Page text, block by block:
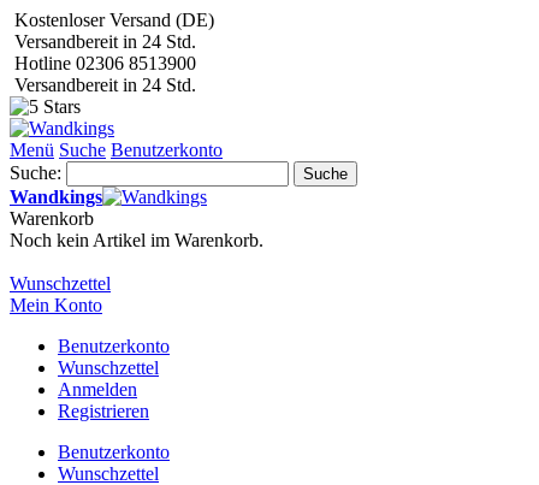
Kostenloser Versand (DE)
Versandbereit in 24 Std.
Hotline 02306 8513900
Versandbereit in 24 Std.
Menü Suche Benutzerkonto
Suche:
Suche
Wandkings
Warenkorb
Noch kein Artikel im Warenkorb.
Wunschzettel
Mein Konto
Benutzerkonto
Wunschzettel
Anmelden
Registrieren
Benutzerkonto
Wunschzettel